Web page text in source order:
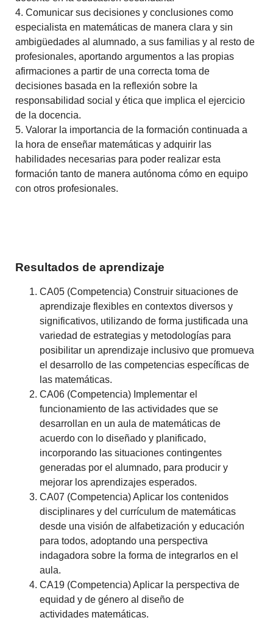
4. Comunicar sus decisiones y conclusiones como
especialista en matemáticas de manera clara y sin
ambigüedades al alumnado, a sus familias y al resto de
profesionales, aportando argumentos a las propias
afirmaciones a partir de una correcta toma de
decisiones basada en la reflexión sobre la
responsabilidad social y ética que implica el ejercicio
de la docencia.
5. Valorar la importancia de la formación continuada a
la hora de enseñar matemáticas y adquirir las
habilidades necesarias para poder realizar esta
formación tanto de manera autónoma cómo en equipo
con otros profesionales.
Resultados de aprendizaje
CA05 (Competencia) Construir situaciones de
aprendizaje flexibles en contextos diversos y
significativos, utilizando de forma justificada una
variedad de estrategias y metodologías para
posibilitar un aprendizaje inclusivo que promueva
el desarrollo de las competencias específicas de
las matemáticas.
CA06 (Competencia) Implementar el
funcionamiento de las actividades que se
desarrollan en un aula de matemáticas de
acuerdo con lo diseñado y planificado,
incorporando las situaciones contingentes
generadas por el alumnado, para producir y
mejorar los aprendizajes esperados.
CA07 (Competencia) Aplicar los contenidos
disciplinares y del currículum de matemáticas
desde una visión de alfabetización y educación
para todos, adoptando una perspectiva
indagadora sobre la forma de integrarlos en el
aula.
CA19 (Competencia) Aplicar la perspectiva de
equidad y de género al diseño de
actividades matemáticas.